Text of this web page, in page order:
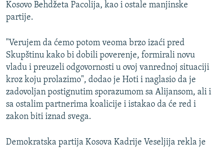
Kosovo Behdžeta Pacolija, kao i ostale manjinske
partije.
"Verujem da ćemo potom veoma brzo izaći pred
Skupštinu kako bi dobili poverenje, formirali novu
vladu i preuzeli odgovornosti u ovoj vanrednoj situaciji
kroz koju prolazimo", dodao je Hoti i naglasio da je
zadovoljan postignutim sporazumom sa Alijansom, ali i
sa ostalim partnerima koalicije i istakao da će red i
zakon biti iznad svega.
Demokratska partija Kosova Kadrije Veseljija rekla je